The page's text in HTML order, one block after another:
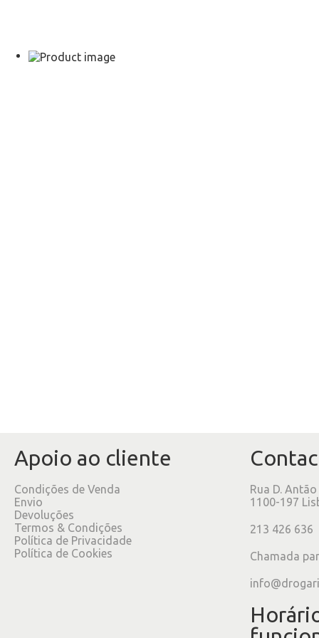
Apoio ao cliente
Condições de Venda
Envio
Devoluções
Termos & Condições
Política de Privacidade
Política de Cookies
Rua D.
1100-197
213 426 636
Chamada